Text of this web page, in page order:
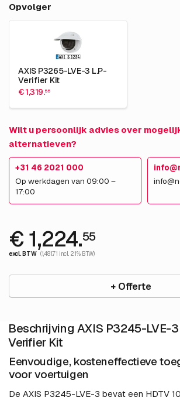
Opvolger
AXIS P3265-LVE-3 L.P-
Verifier Kit
€ 1,319.55
Wilt u persoonlijk advies over
alternatieven?
+31 46 2021 000
Op werkdagen van 09:00 –
17:00
€ 1,224.55
excl. BTW (1,481.71 incl. 21% BTW)
+ Offerte
Beschrijving AXIS P3245-LVE-
Verifier Kit
Eenvoudige, kosteneffectieve
voor voertuigen
De AXIS P3245-LVE-3 bevat een HDTV